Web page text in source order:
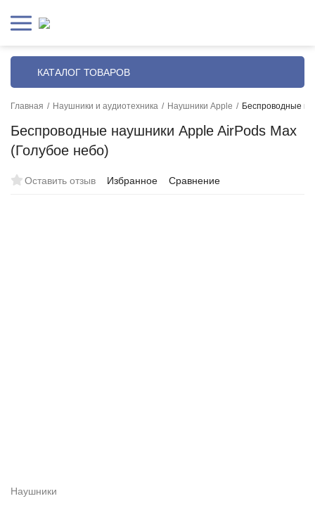
КАТАЛОГ ТОВАРОВ
Главная / Наушники и аудиотехника / Наушники Apple / Беспроводные
Беспроводные наушники Apple AirPods Max
(Голубое небо)
Оставить отзыв Избранное Сравнение
Наушники